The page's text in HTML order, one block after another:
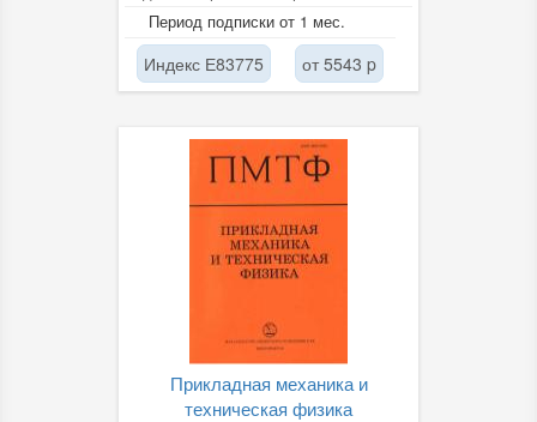
диагностики, управления; новые
средства...
Период подписки от 1 мес.
Индекс Е83775 от 5543 p
Прикладная механика и
техническая физика